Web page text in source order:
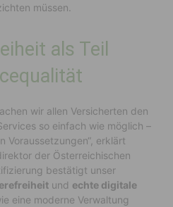
müssen.
als Teil
wir allen Versicherten den
so einfach wie möglich –
Voraussetzungen“, erklärt
der Österreichischen
bestätigt unser
und echte digitale
eine moderne Verwaltung